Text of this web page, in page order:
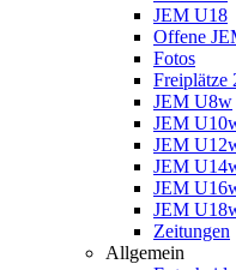
JEM U18
Offene
Fotos
Freiplätze
JEM U8w
JEM
JEM
JEM
JEM
JEM
Zeitungen
Allgemein